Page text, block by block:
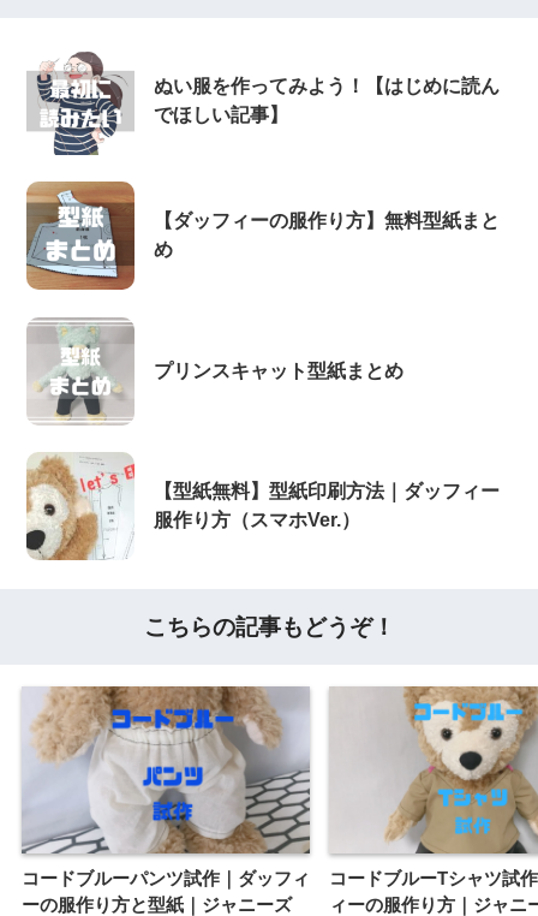
ぬい服を作ってみよう！【はじめに読ん
でほしい記事】
【ダッフィーの服作り方】無料型紙まと
め
プリンスキャット型紙まとめ
【型紙無料】型紙印刷方法｜ダッフィー
服作り方（スマホVer.）
こちらの記事もどうぞ！
コードブルーパンツ試作｜ダッフィ
ーの服作り方と型紙｜ジャニーズ
コードブルーTシャツ試
ィーの服作り方｜ジャニ